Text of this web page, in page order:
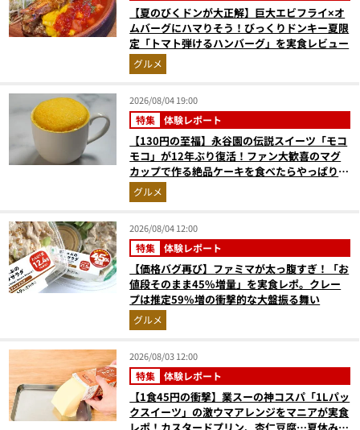
【夏のびくドンが大正解】巨大エビフライ×オ
ムバーグにハマりそう！びっくりドンキー夏限
定「トマト弾けるハンバーグ」を実食レビュー
グルメ
2026/08/04 19:00
特集 体験レポート
【130円の至福】永谷園の伝説スイーツ「モコ
モコ」が12年ぶり復活！ファン大歓喜のマグ
カップで作る絶品ケーキを食べたらやっぱり最
高にウマかった
グルメ
2026/08/04 12:00
特集 体験レポート
【価格バグ再び】ファミマが太っ腹すぎ！「お
値段そのまま45%増量」を実食レポ。クレー
プは推定59%増の衝撃的な大盤振る舞い
グルメ
2026/08/03 12:00
特集 体験レポート
【1食45円の衝撃】業スーの神コスパ「1Lパッ
クスイーツ」の激ウマアレンジをマニアが実食